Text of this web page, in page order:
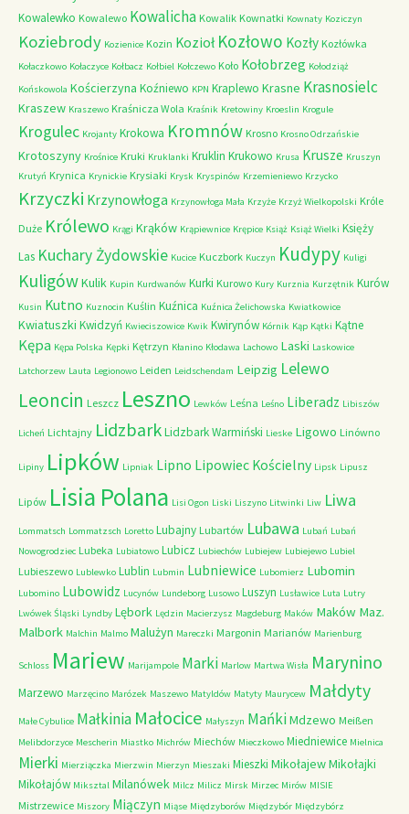
Kowalewko Kowalewo Kowalicha Kowalik Kownatki Kownaty Koziczyn
Koziebrody Kozienice Kozin Kozioł Kozłowo Kozły Kozłówka
Kołaczkowo Kołaczyce Kołbacz Kołbiel Kołczewo Koło Kołobrzeg Kołodziąż
Końskowola Kościerzyna Koźniewo KPN Kraplewo Krasne Krasnosielc
Kraszew Kraszewo Kraśnicza Wola Kraśnik Kretowiny Kroeslin Krogule
Krogulec Krojanty Krokowa Kromnów Krosno Krosno Odrzańskie
Krotoszyny Krośnice Kruki Kruklanki Kruklin Krukowo Krusa Krusze Kruszyn
Krutyń Krynica Krynickie Krysiaki Krysk Kryspinów Krzemieniewo Krzycko
Krzyczki Krzynowłoga Krzynowłoga Mała Krzyże Krzyż Wielkopolski Króle
Duże Królewo Krągi Krąków Krąpiewnice Krępice Książ Książ Wielki Księży
Las Kuchary Żydowskie Kucice Kuczbork Kuczyn Kudypy Kuligi
KuligówKulik Kupin Kurdwanów Kurki Kurowo Kury Kurznia Kurzętnik Kurów
Kusin Kutno Kuznocin Kuślin Kuźnica Kuźnica Żelichowska Kwiatkowice
Kwiatuszki Kwidzyń Kwieciszowice Kwik Kwirynów Kórnik Kąp Kątki Kątne
Kępa Kępa Polska Kępki Kętrzyn Kłanino Kłodawa Lachowo Laski Laskowice
Latchorzew Lauta Legionowo Leiden Leidschendam Leipzig Lelewo
Leoncin Leszcz Leszno Lewków Leśna Leśno Liberadz Libiszów
Licheń Lichtajny LidzbarkLidzbark Warmiński Lieske Ligowo Linówno
Lipiny Lipków Lipniak Lipno Lipowiec Kościelny Lipsk Lipusz
Lipów Lisia Polana Lisi Ogon Liski Liszyno Litwinki Liw Liwa
Lommatsch Lommatzsch Loretto Lubajny Lubartów Lubawa Lubań Lubań
Nowogrodziec Lubeka Lubiatowo Lubicz Lubiechów Lubiejew Lubiejewo Lubiel
Lubieszewo Lublewko Lublin Lubmin Lubniewice Lubomierz Lubomin
Lubomino Lubowidz Lucynów Lundeborg Lusowo Luszyn Lusławice Luta Lutry
Lwówek Śląski Lyndby Lębork Lędzin Macierzysz Magdeburg Maków Maków Maz.
Malbork Malchin Malmo Malużyn Mareczki Margonin Marianów Marienburg
Schloss Mariew Marijampole Marki Marlow Martwa Wisła Marynino
Marzewo Marzęcino Marózek Maszewo Matyldów Matyty Maurycew Małdyty
Małe Cybulice Małkinia Małocice Małyszyn MańkiMdzewo Meißen
Melibdorzyce Mescherin Miastko Michrów Miechów Mieczkowo Miedniewice Mielnica
Mierki Mierziączka Mierzwin Mierzyn Mieszaki Mieszki MikołajewMikołajki
Mikołajów Miksztal Milanówek Milcz Milicz Mirsk Mirzec Mirów MISIE
Mistrzewice Miszory Miączyn Miąse Międzyborów Międzybór Międzybórz